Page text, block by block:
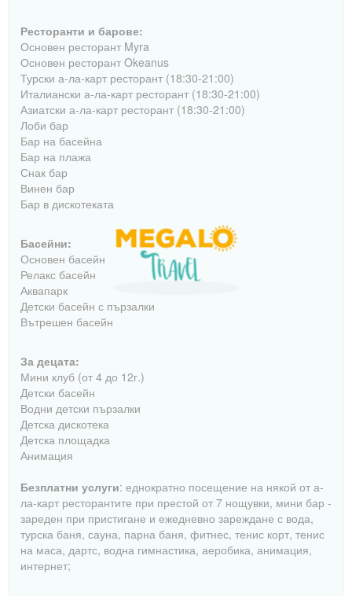
Ресторанти и барове:
Основен ресторант Myra
Основен ресторант Okeanus
Турски а-ла-карт ресторант (18:30-21:00)
Италиански а-ла-карт ресторант (18:30-21:00)
Азиатски а-ла-карт ресторант (18:30-21:00)
Лоби бар
Бар на басейна
Бар на плажа
Снак бар
Винен бар
Бар в дискотеката
Басейни:
Основен басейн
Релакс басейн
Аквапарк
Детски басейн с пързалки
Вътрешен басейн
За децата:
Мини клуб (от 4 до 12г.)
Детски басейн
Водни детски пързалки
Детска дискотека
Детска площадка
Анимация
Безплатни услуги: еднократно посещение на някой от а-
ла-карт ресторантите при престой от 7 нощувки, мини бар -
зареден при пристигане и ежедневно зареждане с вода,
турска баня, сауна, парна баня, фитнес, тенис корт, тенис
на маса, дартс, водна гимнастика, аеробика, анимация,
интернет;